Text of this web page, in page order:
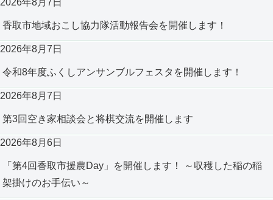
2026年8月7日
香取市地域おこし協力隊活動報告会を開催します！
2026年8月7日
令和8年度ふくしアンサンブルフェスタを開催します！
2026年8月7日
第3回空き家相談会と将棋交流を開催します
2026年8月6日
「第4回香取市援農Day」を開催します！ ～収穫した稲の稲
架掛けのお手伝い～